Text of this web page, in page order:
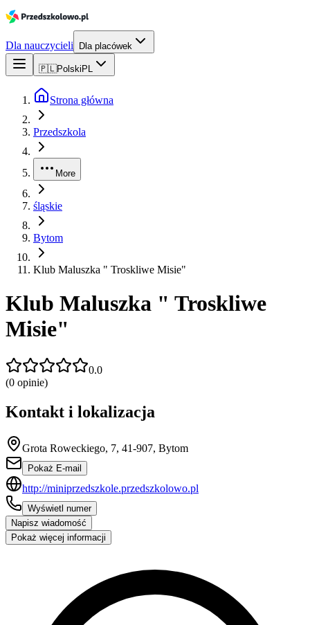
Dla nauczycieli Dla placówek
🇵🇱Polski PL
Strona główna
Przedszkola
More
śląskie
Bytom
Klub Maluszka " Troskliwe Misie"
Klub Maluszka " Troskliwe
Misie"
0.0
(0 opinie)
Kontakt i lokalizacja
Grota Roweckiego, 7, 41-907, Bytom
Pokaż E-mail
http://miniprzedszkole.przedszkolowo.pl
Wyświetl numer
Napisz wiadomość
Pokaż więcej informacji